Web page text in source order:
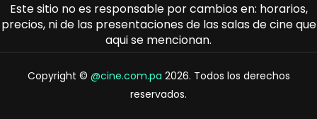
Este sitio no es responsable por cambios en: horarios,
precios, ni de las presentaciones de las salas de cine que
aqui se mencionan.
Copyright © @cine.com.pa 2026. Todos los derechos
reservados.